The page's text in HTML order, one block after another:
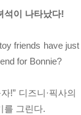
석이 나타났다!
friends have
for Bonnie?
!” 디즈니·픽사
를 그린다.